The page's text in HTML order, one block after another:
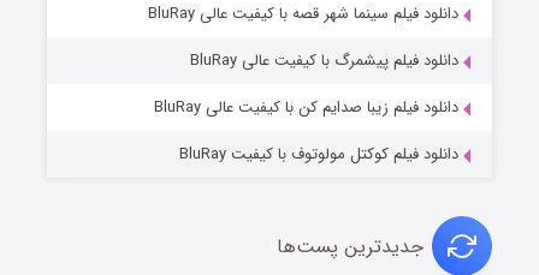
دانلود فیلم سینما شهر قصه با کیفیت عالی BluRay
دانلود فیلم پیشمرگ با کیفیت عالی BluRay
دانلود فیلم زیبا صدایم کن با کیفیت عالی BluRay
دانلود فیلم کوکتل مولوتوف با کیفیت BluRay
جدیدترین پست‌ها